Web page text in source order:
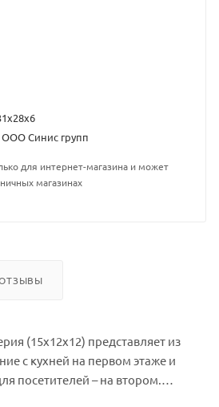
ООО Синис групп
для интернет-магазина и может
магазинах
(15х12х12) представляет из
с кухней на первом этаже и
посетителей – на втором.